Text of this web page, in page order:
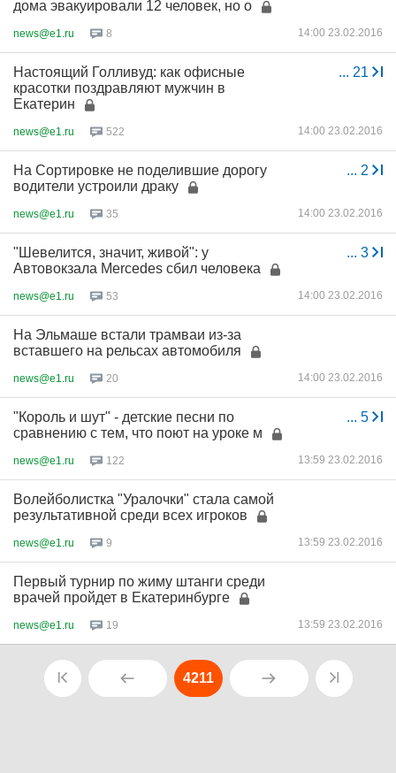
дома эвакуировали 12 человек, но о
news@e1.ru 8 14:00 23.02.2016
... 21
Настоящий Голливуд: как офисные
красотки поздравляют мужчин в
Екатерин
news@e1.ru 522 14:00 23.02.2016
... 2
На Сортировке не поделившие дорогу
водители устроили драку
news@e1.ru 35 14:00 23.02.2016
... 3
"Шевелится, значит, живой": у
Автовокзала Mercedes сбил человека
news@e1.ru 53 14:00 23.02.2016
На Эльмаше встали трамваи из-за
вставшего на рельсах автомобиля
news@e1.ru 20 14:00 23.02.2016
... 5
"Король и шут" - детские песни по
сравнению с тем, что поют на уроке м
news@e1.ru 122 13:59 23.02.2016
Волейболистка "Уралочки" стала самой
результативной среди всех игроков
news@e1.ru 9 13:59 23.02.2016
Первый турнир по жиму штанги среди
врачей пройдет в Екатеринбурге
news@e1.ru 19 13:59 23.02.2016
4211